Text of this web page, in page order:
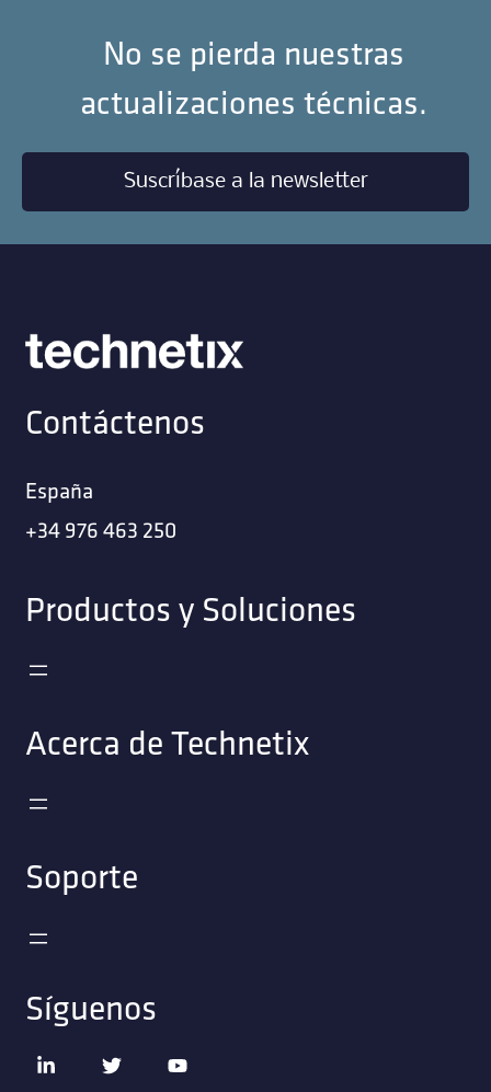
No se pierda nuestras
actualizaciones técnicas.
Suscríbase a la newsletter
Contáctenos
España
+34 976 463 250
Productos y Soluciones
Acerca de Technetix
Soporte
Síguenos